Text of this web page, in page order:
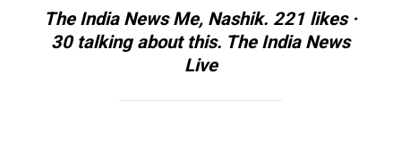
The India News Me, Nashik. 221 likes ·
30 talking about this. The India News
Live